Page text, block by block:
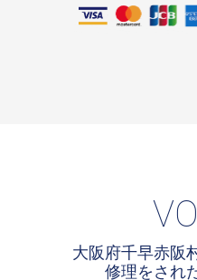
大阪府千早赤阪
修理をされ